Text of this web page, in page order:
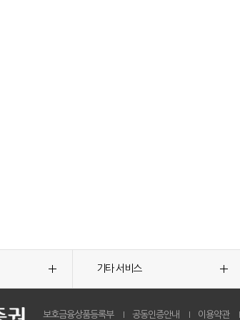
기타 서비스
보호금융상품등록부 공동인증안내 이용약관